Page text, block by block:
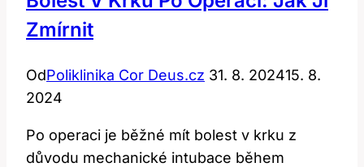
Zmírnit
OdPoliklinika Cor Deus.cz 31. 8. 202415. 8.
2024
Po operaci je běžné mít bolest v krku z
důvodu mechanické intubace během